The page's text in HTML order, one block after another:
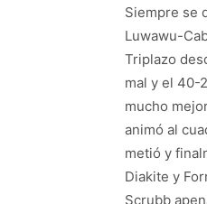
Siempre se
Luwawu-
Triplazo
mal y el 40-
mucho
animó al
metió y
Diakite y
Scrubb